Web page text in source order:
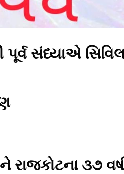
સંધ્યાએ
રાજકોટના ૩૭